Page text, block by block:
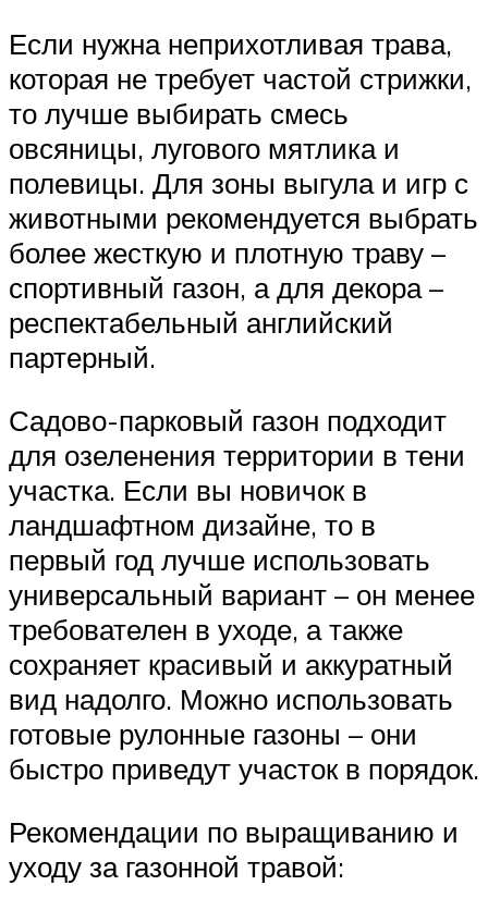
Если нужна неприхотливая трава,
которая не требует частой стрижки,
то лучше выбирать смесь
овсяницы, лугового мятлика и
полевицы. Для зоны выгула и игр с
животными рекомендуется выбрать
более жесткую и плотную траву –
спортивный газон, а для декора –
респектабельный английский
партерный.
Садово-парковый газон подходит
для озеленения территории в тени
участка. Если вы новичок в
ландшафтном дизайне, то в
первый год лучше использовать
универсальный вариант – он менее
требователен в уходе, а также
сохраняет красивый и аккуратный
вид надолго. Можно использовать
готовые рулонные газоны – они
быстро приведут участок в порядок.
Рекомендации по выращиванию и
уходу за газонной травой: